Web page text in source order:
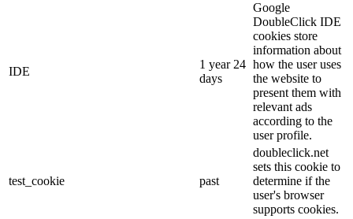
IDE
1 year 24
days
Google
DoubleClick IDE
cookies store
information about
how the user uses
the website to
present them with
relevant ads
according to the
user profile.
test_cookie past
doubleclick.net
sets this cookie to
determine if the
user's browser
supports cookies.